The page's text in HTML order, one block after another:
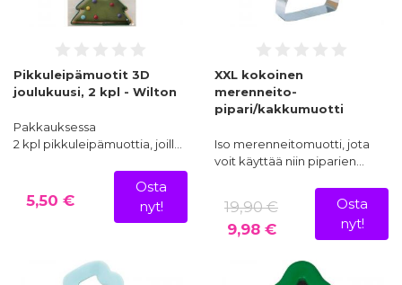
Pikkuleipämuotit 3D
joulukuusi, 2 kpl - Wilton
Pakkauksessa
2 kpl pikkuleipämuottia, joill…
5,50 €
Osta
nyt!
XXL kokoinen
merenneito-
pipari/kakkumuotti
Iso merenneitomuotti, jota
voit käyttää niin piparien…
19,90 €
9,98 €
Osta
nyt!